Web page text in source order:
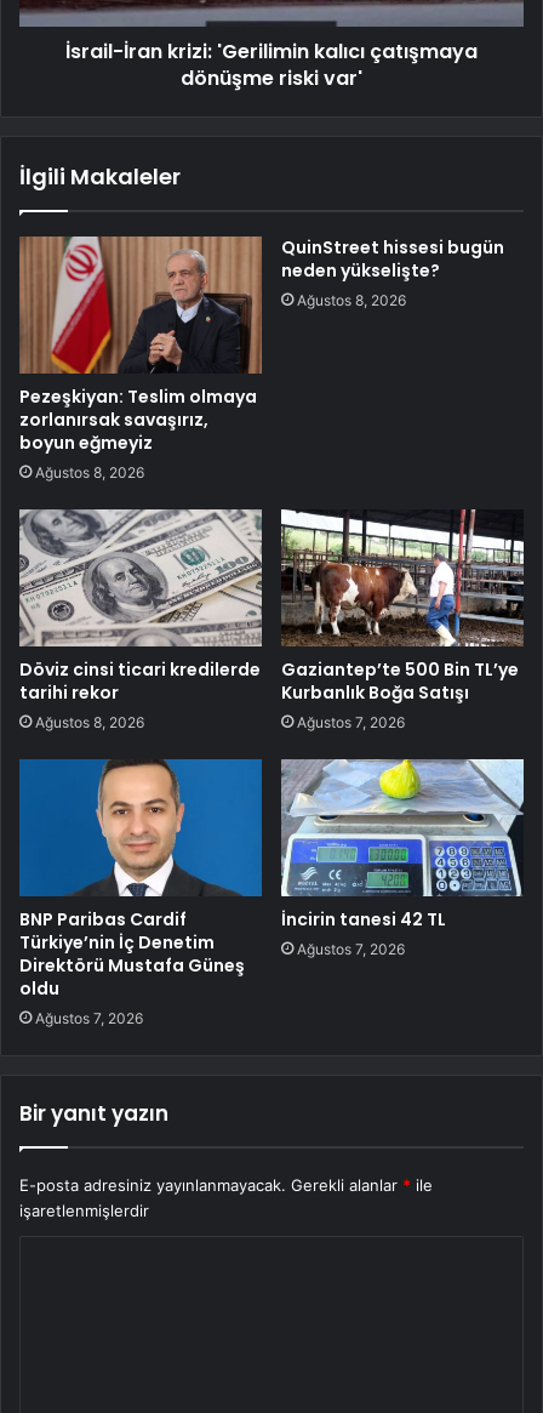
İsrail-İran krizi: 'Gerilimin kalıcı çatışmaya
dönüşme riski var'
İlgili Makaleler
Pezeşkiyan: Teslim olmaya
zorlanırsak savaşırız,
boyun eğmeyiz
Ağustos 8, 2026
QuinStreet hissesi bugün
neden yükselişte?
Ağustos 8, 2026
Döviz cinsi ticari kredilerde
tarihi rekor
Ağustos 8, 2026
Gaziantep’te 500 Bin TL’ye
Kurbanlık Boğa Satışı
Ağustos 7, 2026
BNP Paribas Cardif
Türkiye’nin İç Denetim
Direktörü Mustafa Güneş
oldu
Ağustos 7, 2026
İncirin tanesi 42 TL
Ağustos 7, 2026
Bir yanıt yazın
E-posta adresiniz yayınlanmayacak. Gerekli alanlar * ile
işaretlenmişlerdir